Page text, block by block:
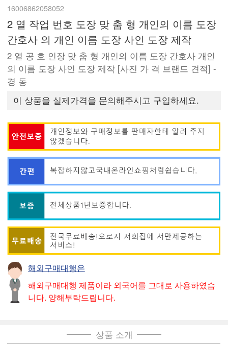
16006862058052
2 열 작업 번호 도장 맞 춤 형 개인의 이름 도장
간호사 의 개인 이름 도장 사인 도장 제작
2 열 공 호 인장 맞 춤 형 개인의 이름 도장 간호사 개인
의 이름 도장 사인 도장 제작 [사진 가 격 브랜드 견적] -
경 동
이 상품을 실제가격을 문의해주시고 구입하세요.
해외구매대행은
해외구매대행 제품이라 외국어를 그대로 사용하였습
니다. 양해부탁드립니다.
상품 소개